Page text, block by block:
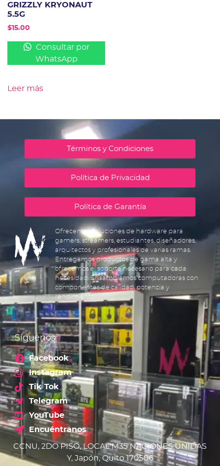
GRIZZLY KRYONAUT
5.5G
$15.00
Consultar por
WhatsApp
Leer más
Términos y Condiciones
Política de Privacidad
Política de Garantía
Ofrecemos soluciones de hardware para
gamers, streamers, estudiantes, diseñadores,
arquitectos y profesionales de varias ramas.
Entregamos productos de gama alta y
ofrecemos el soporte necesario para cada
necesidad. Ensamblamos computadoras con
componentes de calidad, potencia y
rendimiento.
Síguenos
Facebook
Instagram
Tik Tok
Telegram
YouTube
Encuéntranos
CCNU, 2DO PISO, LOCAL M35 NACIONES UNIDAS
Y, Japón, Quito 170506